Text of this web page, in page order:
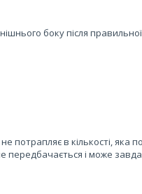
боку після
потрапляє в кількості, яка
передбачається і може